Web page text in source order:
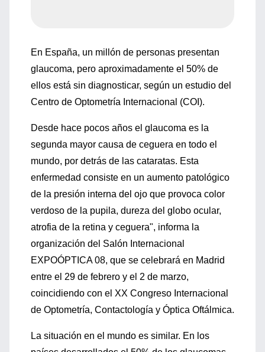
En España, un millón de personas presentan
glaucoma, pero aproximadamente el 50% de
ellos está sin diagnosticar, según un estudio del
Centro de Optometría Internacional (COI).
Desde hace pocos años el glaucoma es la
segunda mayor causa de ceguera en todo el
mundo, por detrás de las cataratas. Esta
enfermedad consiste en un aumento patológico
de la presión interna del ojo que provoca color
verdoso de la pupila, dureza del globo ocular,
atrofia de la retina y ceguera", informa la
organización del Salón Internacional
EXPOÓPTICA 08, que se celebrará en Madrid
entre el 29 de febrero y el 2 de marzo,
coincidiendo con el XX Congreso Internacional
de Optometría, Contactología y Óptica Oftálmica.
La situación en el mundo es similar. En los